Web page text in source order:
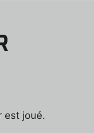
est joué.